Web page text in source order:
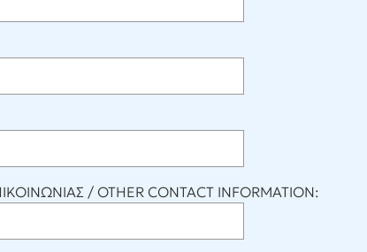
/ OTHER CONTACT INFORMATION: